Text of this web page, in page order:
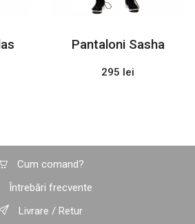
Pantaloni Sasha
295 lei
Cum comand?
Întrebări frecvente
Livrare / Retur